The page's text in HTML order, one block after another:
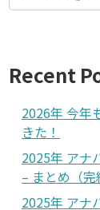
Recent
2026年 今年
きた！
2025年 アナ
– まとめ（完
2025年 アナ